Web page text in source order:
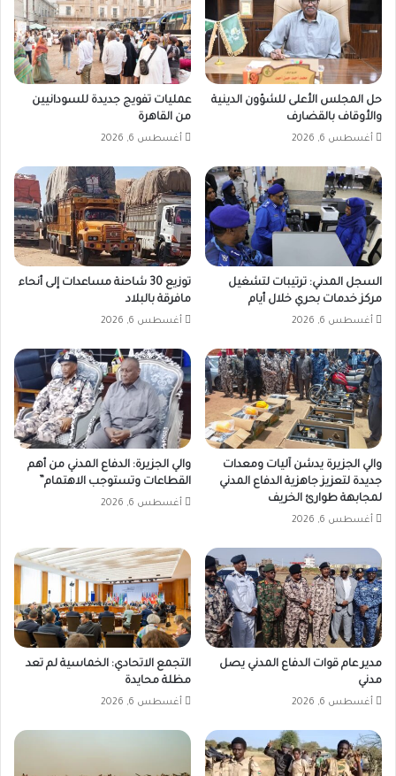
حل المجلس الأعلى للشؤون الدينية
والأوقاف بالقضارف
أغسطس 6, 2026
عمليات تفويج جديدة للسودانيين
من القاهرة
أغسطس 6, 2026
السجل المدني: ترتيبات لتشغيل
مركز خدمات بحري خلال أيام
أغسطس 6, 2026
توزيع 30 شاحنة مساعدات إلى أنحاء
مافرقة بالبلاد
أغسطس 6, 2026
والي الجزيرة يدشن آليات ومعدات
جديدة لتعزيز جاهزية الدفاع المدني
لمجابهة طوارئ الخريف
أغسطس 6, 2026
والي الجزيرة: الدفاع المدني من أهم
القطاعات وتستوجب الاهتمام”
أغسطس 6, 2026
مدير عام قوات الدفاع المدني يصل
مدني
أغسطس 6, 2026
التجمع الاتحادي: الخماسية لم تعد
مظلة محايدة
أغسطس 6, 2026